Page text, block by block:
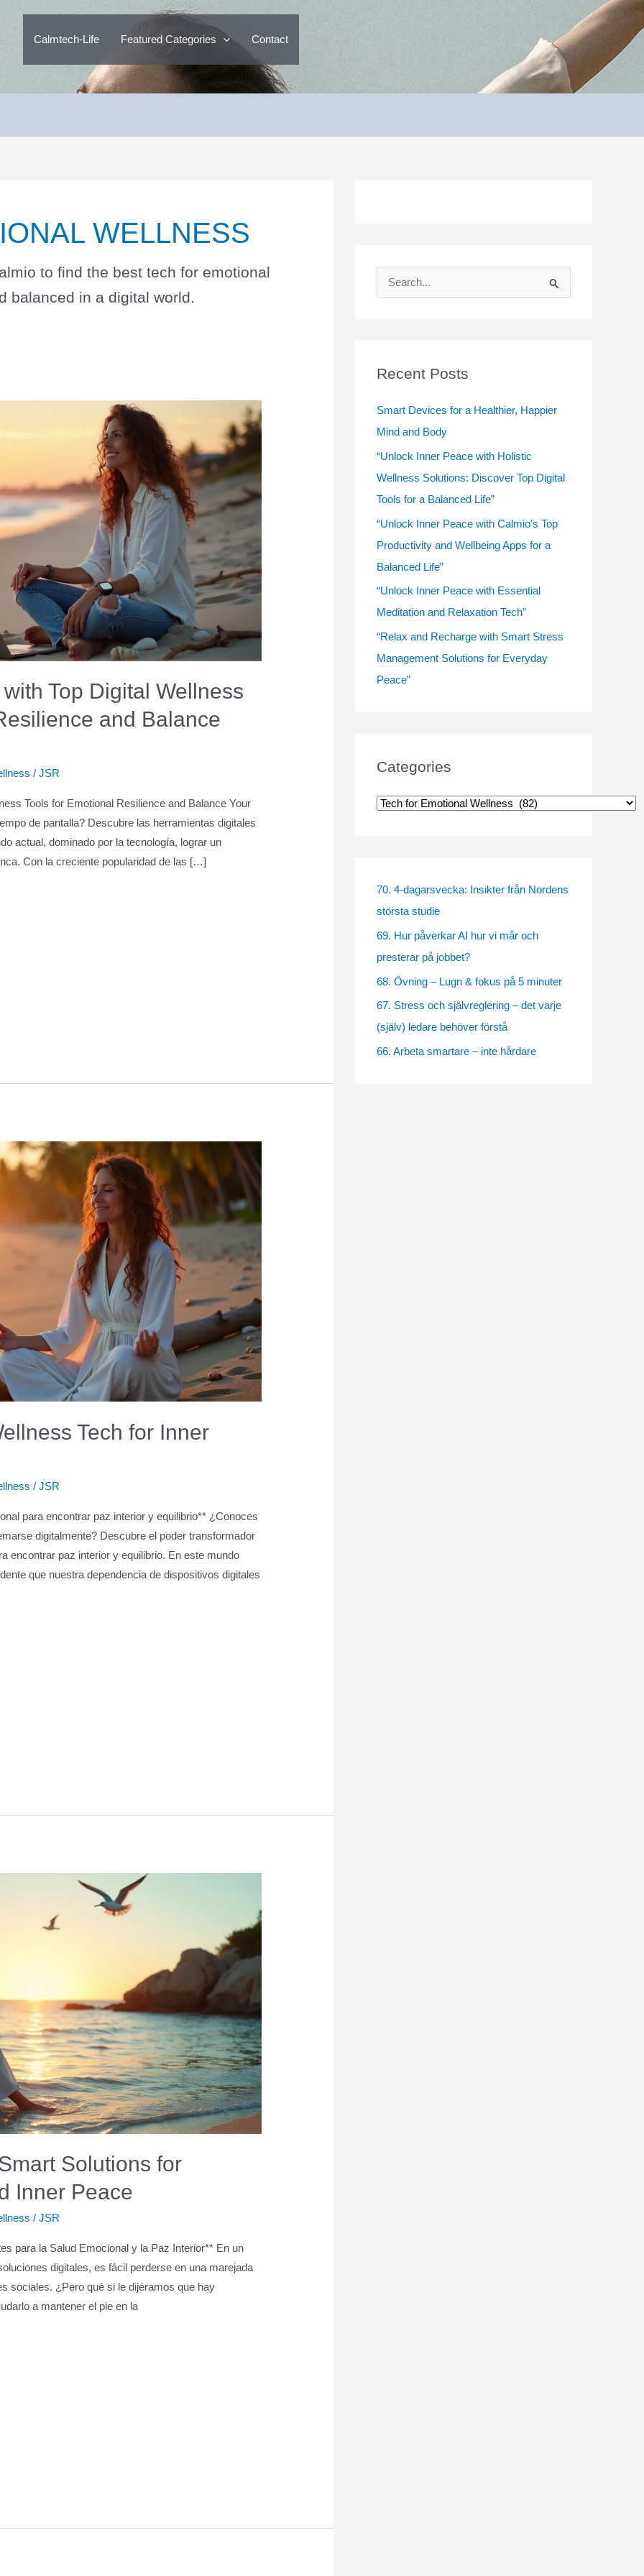
Calmtech-Life Featured Categories Contact
WELLNESS
to find the best tech for emotional
balanced in a digital world.
Top Digital Wellness
and Balance
/JSR
Tools for Emotional Resilience and Balance Your
de pantalla? Descubre las herramientas digitales
actual, dominado por la tecnología, lograr un
Con la creciente popularidad de las […]
Tech for Inner
/JSR
para encontrar paz interior y equilibrio** ¿Conoces
digitalmente? Descubre el poder transformador
encontrar paz interior y equilibrio. En este mundo
que nuestra dependencia de dispositivos digitales
Solutions for
Inner Peace
/JSR
para la Salud Emocional y la Paz Interior** En un
digitales, es fácil perderse en una marejada
sociales. ¿Pero qué si le dijéramos que hay
a mantener el pie en la
e
f
o
Recent Posts
Smart Devices for a Healthier, Happier
Mind and Body
“Unlock Inner Peace with Holistic
Wellness Solutions: Discover Top Digital
Tools for a Balanced Life”
“Unlock Inner Peace with Calmio’s Top
Productivity and Wellbeing Apps for a
Balanced Life”
“Unlock Inner Peace with Essential
Meditation and Relaxation Tech”
“Relax and Recharge with Smart Stress
Management Solutions for Everyday
Peace”
Categories
C
g
o
r
i
e
70. 4-dagarsvecka: Insikter från Nordens
största studie
69. Hur påverkar AI hur vi mår och
presterar på jobbet?
68. Övning – Lugn & fokus på 5 minuter
67. Stress och självreglering – det varje
(själv) ledare behöver förstå
66. Arbeta smartare – inte hårdare